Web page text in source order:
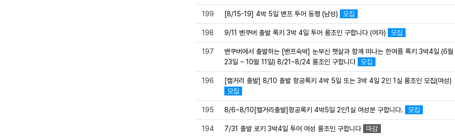
199 [8/15-19] 4박 5일 밴프 투어 동행 (남성) 모집
198 9/11 벤쿠버 출발 록키 3박 4일 투어 룸조인 구합니다 (여자) 모집
197
밴쿠버에서 출발하는 [밴프숙박] 눈부신 햇살과 함께 떠나는 한여름 록키 3박4일 (6월
23일 ~ 10월 11일) 8/21~8/24 룸조인 구합니다
모집
196
[캘거리 출발] 8/10 출발 항공록키 4박 5일 또는 3박 4일 2인 1실 룸조인 모집(여성)
모집
195 8/6~8/10[캘거리출발]항공록키 4박5일 2인1실 여성분 구합니다. 모집
194 7/31 출발 로키 3박4일 투어 여성 룸조인 구합니다 마감